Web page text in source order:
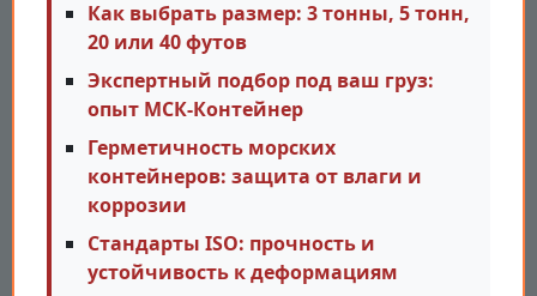
Как выбрать размер: 3 тонны, 5 тонн,
20 или 40 футов
Экспертный подбор под ваш груз:
опыт МСК-Контейнер
Герметичность морских
контейнеров: защита от влаги и
коррозии
Стандарты ISO: прочность и
устойчивость к деформациям